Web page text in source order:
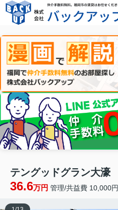
テングッドグラン大濠
36.6万円 管理/共益費 10,000円